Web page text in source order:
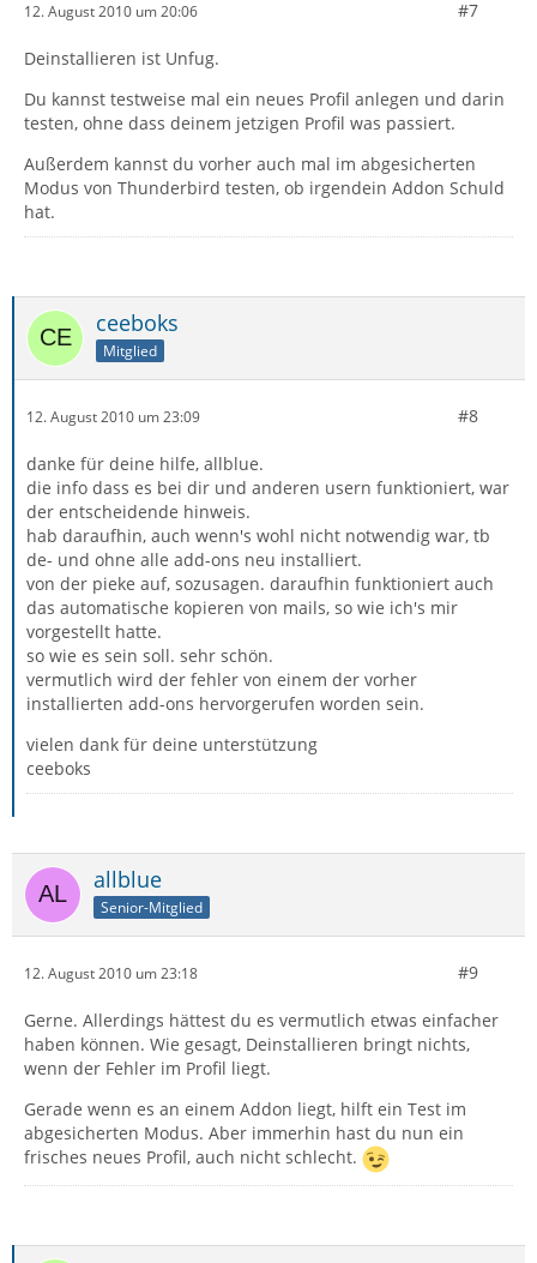
12. August 2010 um 20:06 #7
Deinstallieren ist Unfug.
Du kannst testweise mal ein neues Profil anlegen und darin
testen, ohne dass deinem jetzigen Profil was passiert.
Außerdem kannst du vorher auch mal im abgesicherten
Modus von Thunderbird testen, ob irgendein Addon Schuld
hat.
ceeboks
Mitglied
12. August 2010 um 23:09 #8
danke für deine hilfe, allblue.
die info dass es bei dir und anderen usern funktioniert, war
der entscheidende hinweis.
hab daraufhin, auch wenn's wohl nicht notwendig war, tb
de- und ohne alle add-ons neu installiert.
von der pieke auf, sozusagen. daraufhin funktioniert auch
das automatische kopieren von mails, so wie ich's mir
vorgestellt hatte.
so wie es sein soll. sehr schön.
vermutlich wird der fehler von einem der vorher
installierten add-ons hervorgerufen worden sein.
vielen dank für deine unterstützung
ceeboks
allblue
Senior-Mitglied
12. August 2010 um 23:18 #9
Gerne. Allerdings hättest du es vermutlich etwas einfacher
haben können. Wie gesagt, Deinstallieren bringt nichts,
wenn der Fehler im Profil liegt.
Gerade wenn es an einem Addon liegt, hilft ein Test im
abgesicherten Modus. Aber immerhin hast du nun ein
frisches neues Profil, auch nicht schlecht.